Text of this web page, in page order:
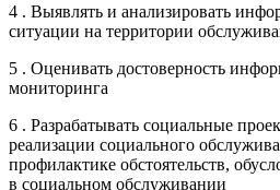
4 . Выявлять и анализировать
ситуации на территории
5 . Оценивать достоверность
мониторинга
6 . Разрабатывать социальные
реализации социального
профилактике обстоятельств,
в социальном обслуживании